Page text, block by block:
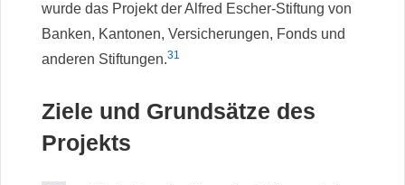
wurde das Projekt der Alfred Escher-Stiftung von
Banken, Kantonen, Versicherungen, Fonds und
anderen Stiftungen.31
Ziele und Grundsätze des
Projekts